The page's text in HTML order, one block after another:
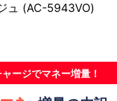
ュ (AC-5943VO)
ージでマネー増量！